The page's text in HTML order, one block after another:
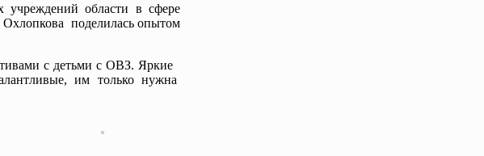
области в сфере
Охлопкова поделилась опытом
с детьми с ОВЗ. Яркие
им только нужна